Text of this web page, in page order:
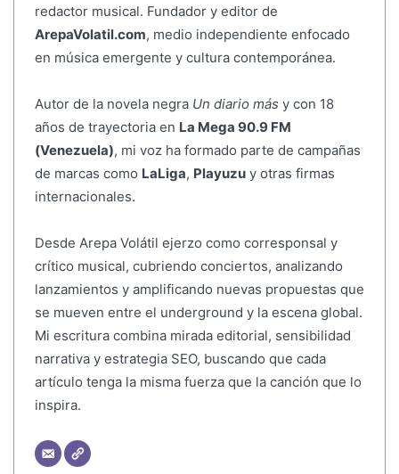
redactor musical. Fundador y editor de
ArepaVolatil.com, medio independiente enfocado
en música emergente y cultura contemporánea.
Autor de la novela negra Un diario más y con 18
años de trayectoria en La Mega 90.9 FM
(Venezuela), mi voz ha formado parte de campañas
de marcas como LaLiga, Playuzuy otras firmas
internacionales.
Desde Arepa Volátil ejerzo como corresponsal y
crítico musical, cubriendo conciertos, analizando
lanzamientos y amplificando nuevas propuestas que
se mueven entre el underground y la escena global.
Mi escritura combina mirada editorial, sensibilidad
narrativa y estrategia SEO, buscando que cada
artículo tenga la misma fuerza que la canción que lo
inspira.